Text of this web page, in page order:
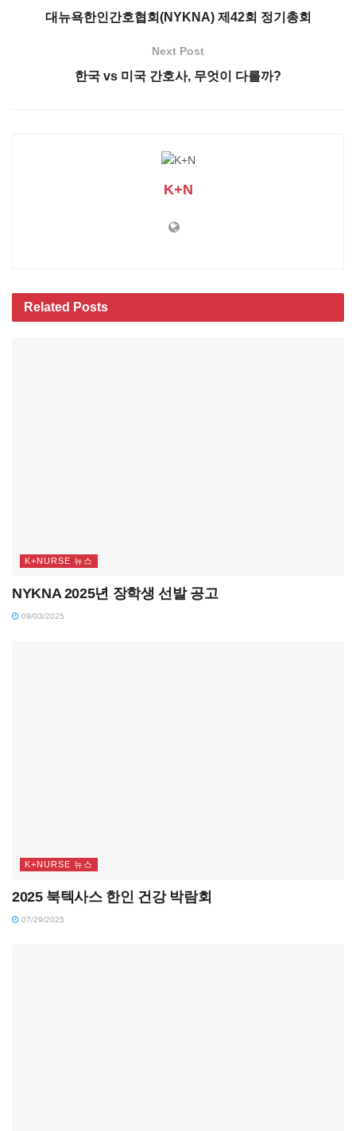
대뉴욕한인간호협회(NYKNA) 제42회 정기총회
Next Post
한국 vs 미국 간호사, 무엇이 다를까?
K+N
Related Posts
K+NURSE 뉴스
NYKNA 2025년 장학생 선발 공고
09/03/2025
K+NURSE 뉴스
2025 북텍사스 한인 건강 박람회
07/29/2025